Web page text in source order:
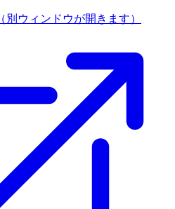
（別ウィンドウが開きます）